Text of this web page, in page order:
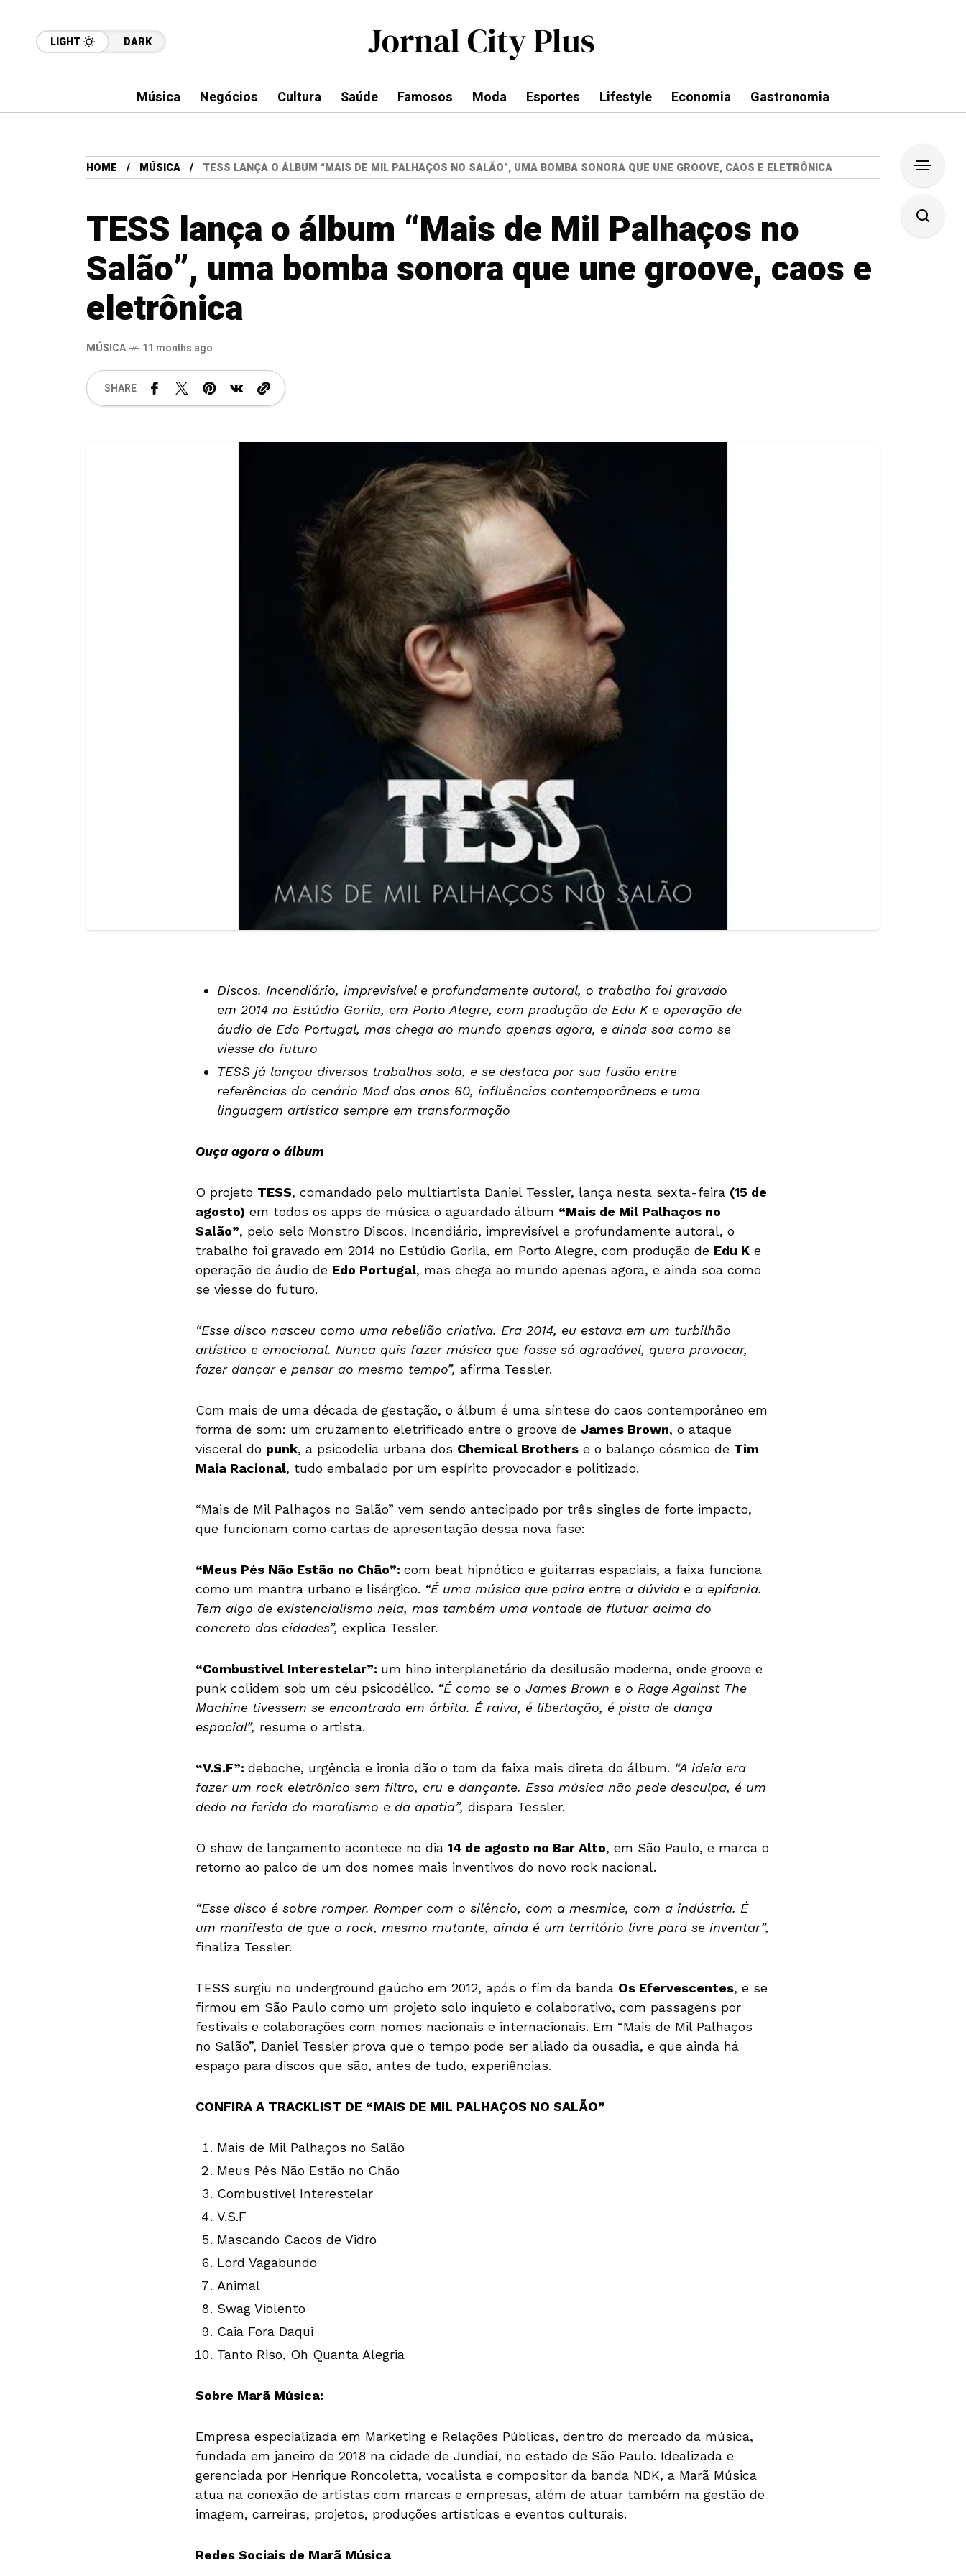
LIGHT DARK
Música Negócios Cultura Saúde Famosos Moda Esportes Lifestyle Economia Gastronomia
HOME MÚSICA TESS LANÇA O ÁLBUM “MAIS DE MIL PALHAÇOS NO SALÃO”, UMA BOMBA SONORA QUE UNE GROOVE, CAOS E ELETRÔNICA
TESS lança o álbum “Mais de Mil Palhaços no
Salão”, uma bomba sonora que une groove, caos e
eletrônica
MÚSICA 11 months ago
SHARE
Discos. Incendiário, imprevisível e profundamente autoral, o trabalho foi gravado
em 2014 no Estúdio Gorila, em Porto Alegre, com produção de Edu K e operação de
áudio de Edo Portugal, mas chega ao mundo apenas agora, e ainda soa como se
viesse do futuro
TESS já lançou diversos trabalhos solo, e se destaca por sua fusão entre
referências do cenário Mod dos anos 60, influências contemporâneas e uma
linguagem artística sempre em transformação
Ouça agora o álbum
O projeto TESS, comandado pelo multiartista Daniel Tessler, lança nesta sexta-feira (15 de
agosto) em todos os apps de música o aguardado álbum “Mais de Mil Palhaços no
Salão”, pelo selo Monstro Discos. Incendiário, imprevisível e profundamente autoral, o
trabalho foi gravado em 2014 no Estúdio Gorila, em Porto Alegre, com produção de Edu K e
operação de áudio de Edo Portugal, mas chega ao mundo apenas agora, e ainda soa como
se viesse do futuro.
“Esse disco nasceu como uma rebelião criativa. Era 2014, eu estava em um turbilhão
artístico e emocional. Nunca quis fazer música que fosse só agradável, quero provocar,
fazer dançar e pensar ao mesmo tempo”, afirma Tessler.
Com mais de uma década de gestação, o álbum é uma síntese do caos contemporâneo em
forma de som: um cruzamento eletrificado entre o groove de James Brown, o ataque
visceral do punk, a psicodelia urbana dos Chemical Brothers e o balanço cósmico de Tim
Maia Racional, tudo embalado por um espírito provocador e politizado.
“Mais de Mil Palhaços no Salão” vem sendo antecipado por três singles de forte impacto,
que funcionam como cartas de apresentação dessa nova fase:
“Meus Pés Não Estão no Chão”: com beat hipnótico e guitarras espaciais, a faixa funciona
como um mantra urbano e lisérgico. “É uma música que paira entre a dúvida e a epifania.
Tem algo de existencialismo nela, mas também uma vontade de flutuar acima do
concreto das cidades”, explica Tessler.
“Combustível Interestelar”: um hino interplanetário da desilusão moderna, onde groove e
punk colidem sob um céu psicodélico. “É como se o James Brown e o Rage Against The
Machine tivessem se encontrado em órbita. É raiva, é libertação, é pista de dança
espacial”, resume o artista.
“V.S.F”: deboche, urgência e ironia dão o tom da faixa mais direta do álbum. “A ideia era
fazer um rock eletrônico sem filtro, cru e dançante. Essa música não pede desculpa, é um
dedo na ferida do moralismo e da apatia”, dispara Tessler.
O show de lançamento acontece no dia 14 de agosto no Bar Alto, em São Paulo, e marca o
retorno ao palco de um dos nomes mais inventivos do novo rock nacional.
“Esse disco é sobre romper. Romper com o silêncio, com a mesmice, com a indústria. É
um manifesto de que o rock, mesmo mutante, ainda é um território livre para se inventar”,
finaliza Tessler.
TESS surgiu no underground gaúcho em 2012, após o fim da banda Os Efervescentes, e se
firmou em São Paulo como um projeto solo inquieto e colaborativo, com passagens por
festivais e colaborações com nomes nacionais e internacionais. Em “Mais de Mil Palhaços
no Salão”, Daniel Tessler prova que o tempo pode ser aliado da ousadia, e que ainda há
espaço para discos que são, antes de tudo, experiências.
CONFIRA A TRACKLIST DE “MAIS DE MIL PALHAÇOS NO SALÃO”
Mais de Mil Palhaços no Salão
Meus Pés Não Estão no Chão
Combustível Interestelar
V.S.F
Mascando Cacos de Vidro
Lord Vagabundo
Animal
Swag Violento
Caia Fora Daqui
Tanto Riso, Oh Quanta Alegria
Sobre Marã Música:
Empresa especializada em Marketing e Relações Públicas, dentro do mercado da música,
fundada em janeiro de 2018 na cidade de Jundiaí, no estado de São Paulo. Idealizada e
gerenciada por Henrique Roncoletta, vocalista e compositor da banda NDK, a Marã Música
atua na conexão de artistas com marcas e empresas, além de atuar também na gestão de
imagem, carreiras, projetos, produções artísticas e eventos culturais.
Redes Sociais de Marã Música